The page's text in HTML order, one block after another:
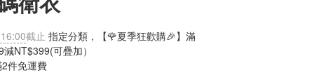
截止 指定分類，【🌹夏季狂歡購🎉】滿
NT$399(可疊加）
件免運費